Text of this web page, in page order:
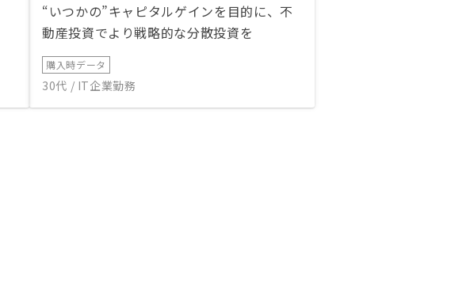
“いつかの”キャピタルゲインを目的に、不
動産投資でより戦略的な分散投資を
購入時データ
30代 / IT企業勤務